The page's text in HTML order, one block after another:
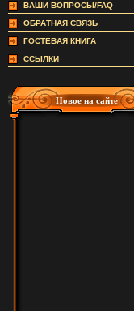
ВАШИ ВОПРОСЫ/FAQ
ОБРАТНАЯ СВЯЗЬ
ГОСТЕВАЯ КНИГА
ССЫЛКИ
Новое на сайте